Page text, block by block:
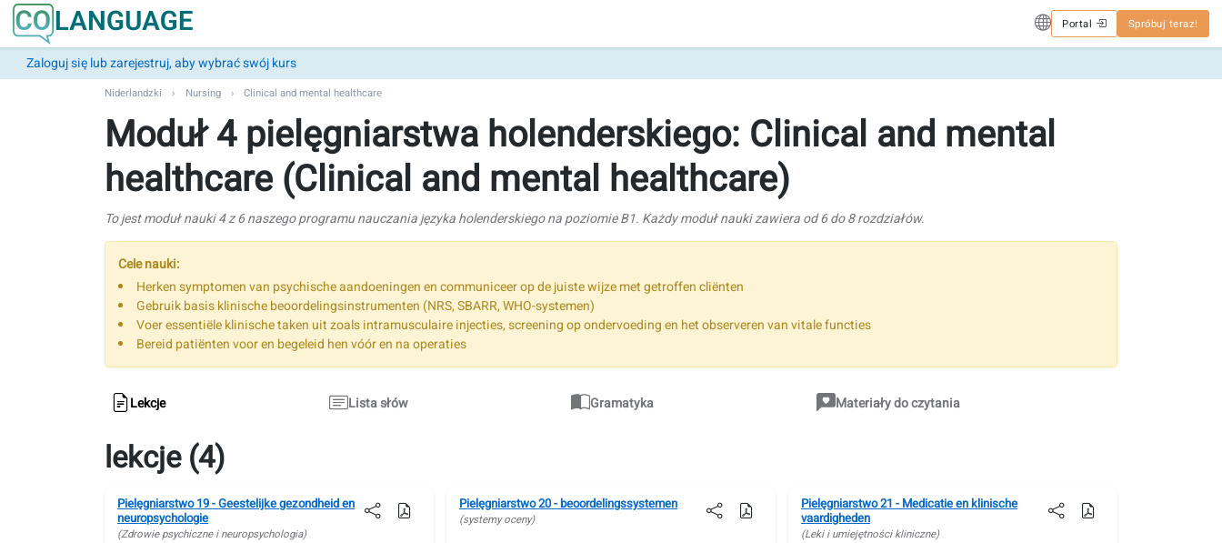
Portal Spróbuj teraz!
Zaloguj się lub zarejestruj, aby wybrać swój kurs
Niderlandzki Nursing Clinical and mental healthcare
Moduł 4 pielęgniarstwa holenderskiego: Clinical and mental
healthcare (Clinical and mental healthcare)
To jest moduł nauki 4 z 6 naszego programu nauczania języka holenderskiego na poziomie B1. Każdy moduł nauki zawiera od 6 do 8 rozdziałów.
Cele nauki:
Herken symptomen van psychische aandoeningen en communiceer op de juiste wijze met getroffen cliënten
Gebruik basis klinische beoordelingsinstrumenten (NRS, SBARR, WHO-systemen)
Voer essentiële klinische taken uit zoals intramusculaire injecties, screening op ondervoeding en het observeren van vitale functies
Bereid patiënten voor en begeleid hen vóór en na operaties
Lekcje Lista słów Gramatyka Materiały do czytania
lekcje (4)
Pielęgniarstwo 19 - Geestelijke gezondheid en
neuropsychologie
(Zdrowie psychiczne i neuropsychologia)
Pielęgniarstwo 20 - beoordelingssystemen
(systemy oceny)
Pielęgniarstwo 21 - Medicatie en klinische
vaardigheden
(Leki i umiejętności kliniczne)